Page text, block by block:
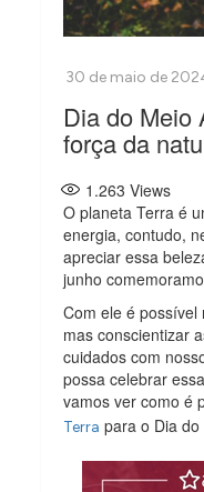
Dia do Meio
força da
1.263 Views
O planeta Terra é
energia, contudo,
apreciar essa
junho
Com ele é possível
mas conscientizar
cuidados com
possa celebrar
vamos ver como é
Terra para o Dia